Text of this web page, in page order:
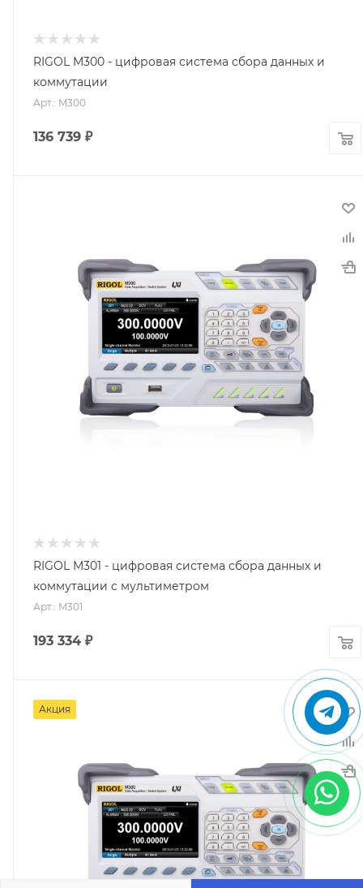
RIGOL M300 - цифровая система сбора данных и
коммутации
Арт.: M300
136 739 ₽
RIGOL M301 - цифровая система сбора данных и
коммутации с мультиметром
Арт.: M301
193 334 ₽
Акция